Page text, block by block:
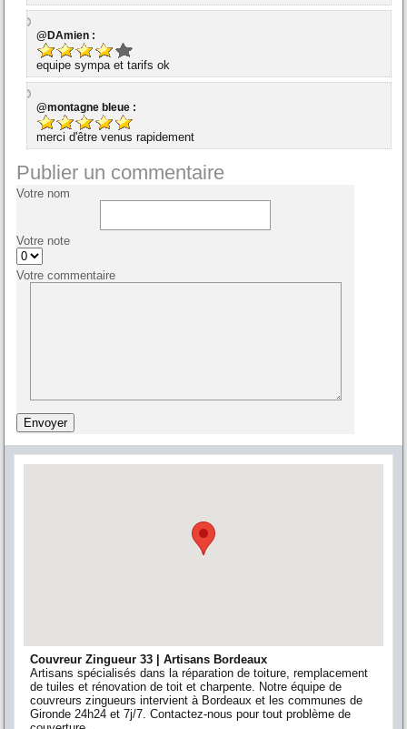
@DAmien :
equipe sympa et tarifs ok
@montagne bleue :
merci d'être venus rapidement
Publier un commentaire
Votre nom
Votre note
Votre commentaire
Couvreur Zingueur 33 | Artisans Bordeaux
Artisans spécialisés dans la réparation de toiture, remplacement
de tuiles et rénovation de toit et charpente. Notre équipe de
couvreurs zingueurs intervient à Bordeaux et les communes de
Gironde 24h24 et 7j/7. Contactez-nous pour tout problème de